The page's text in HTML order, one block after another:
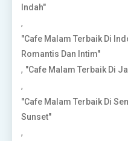
Indah"
,
"Cafe Malam Terbaik Di
Romantis Dan Intim"
, "Cafe Malam Terbaik Di
,
"Cafe Malam Terbaik Di
Sunset"
,